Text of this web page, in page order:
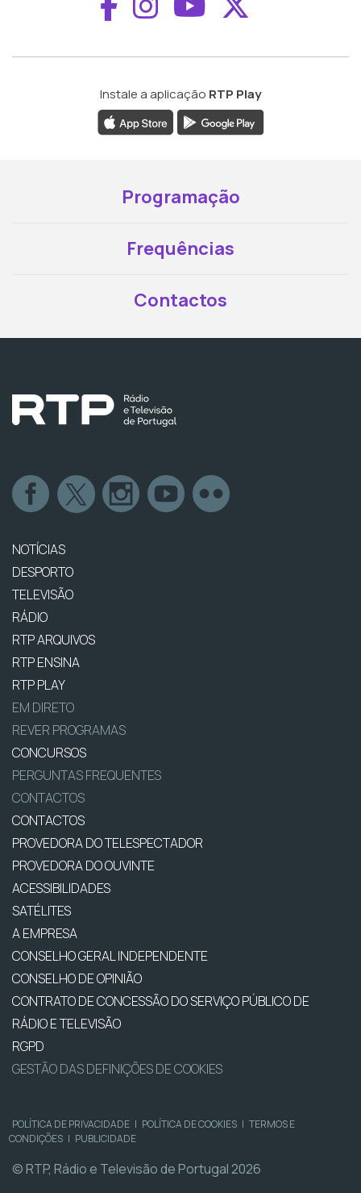
Instale a aplicação RTP Play
Programação
Frequências
Contactos
NOTÍCIAS
DESPORTO
TELEVISÃO
RÁDIO
RTP ARQUIVOS
RTP ENSINA
RTP PLAY
EM DIRETO
REVER PROGRAMAS
CONCURSOS
PERGUNTAS FREQUENTES
CONTACTOS
CONTACTOS
PROVEDORA DO TELESPECTADOR
PROVEDORA DO OUVINTE
ACESSIBILIDADES
SATÉLITES
A EMPRESA
CONSELHO GERAL INDEPENDENTE
CONSELHO DE OPINIÃO
CONTRATO DE CONCESSÃO DO SERVIÇO PÚBLICO DE
RÁDIO E TELEVISÃO
RGPD
GESTÃO DAS DEFINIÇÕES DE COOKIES
POLÍTICA DE PRIVACIDADE | POLÍTICA DE COOKIES | TERMOS E
CONDIÇÕES | PUBLICIDADE
© RTP, Rádio e Televisão de Portugal 2026